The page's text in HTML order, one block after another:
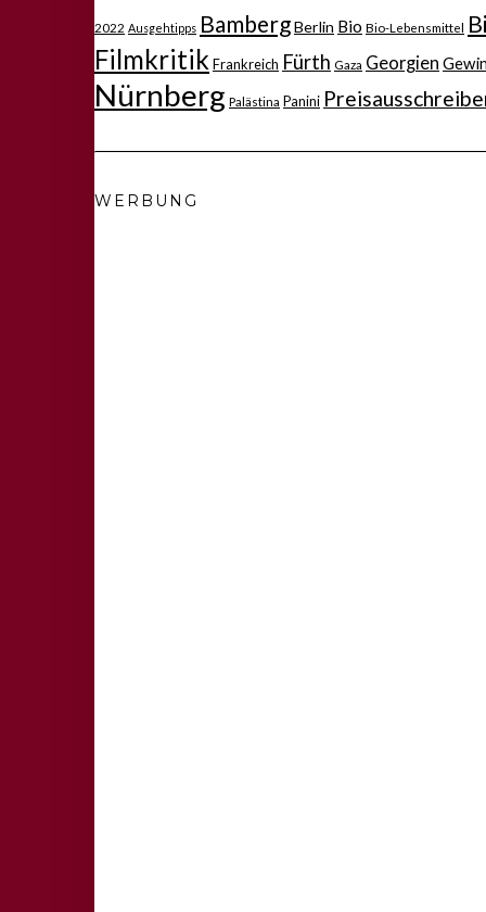
2022 Ausgehtipps BambergBerlin Bio Bio-Lebensmittel
Filmkritik Frankreich Fürth Gaza Georgien
Nürnberg Palästina Panini
WERBUNG